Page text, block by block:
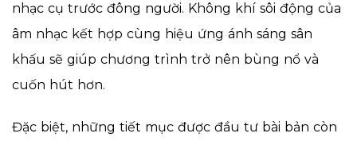
nhạc cụ trước đông người. Không khí sôi động của
âm nhạc kết hợp cùng hiệu ứng ánh sáng sân
khấu sẽ giúp chương trình trở nên bùng nổ và
cuốn hút hơn.
Đặc biệt, những tiết mục được đầu tư bài bản còn